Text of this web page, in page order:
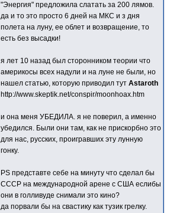
"Энергия" предложила слатать за 200 лямов.
да и то это просто 6 дней на МКС и з дня
полета на луну, ее облет и возвращение, то
есть без высадки!
я лет 10 назад был сторонником теории что
америкосы всех надули и на луне не были, но
нашел статью, которую приводил тут Astaroth
http://www.skeptik.net/conspir/moonhoax.htm
и она меня УБЕДИЛА. я не поверил, а именно
убедился. Были они там, как не прискорбно это
для нас, русских, проигравших эту лунную
гонку.
PS представте себе на минуту что сделал бы
СССР на международной арене с США еслибы
они в голливуде снимали это кино?
да порвали бы на свастику как тузик грелку.